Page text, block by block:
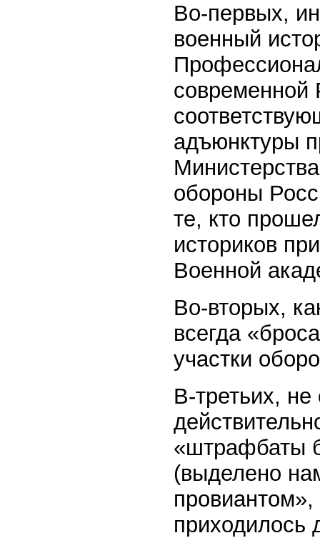
Во-первых,
военный
современной
адъюнктуры
обороны
те, кто
историков
Военной
Во-вторых,
всегда
участки
В-третьих, не
«штрафбаты
(выделено
приходилось